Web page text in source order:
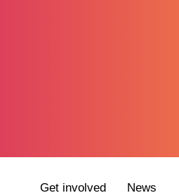
Get involved News